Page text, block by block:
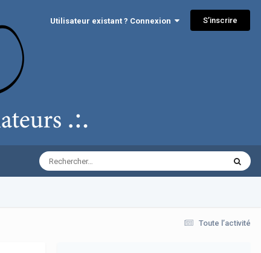
Utilisateur existant ? Connexion S’inscrire
Toute l’activité